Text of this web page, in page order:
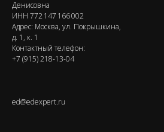
Денисовна
ИНН 772 147 166 002
Адрес: Москва, ул. Покрышкина,
д. 1, к. 1
Контактный телефон:
+7 (915) 218-13-04
ed@edexpert.ru